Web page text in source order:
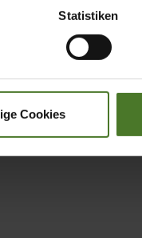
Statistiken
Cookies